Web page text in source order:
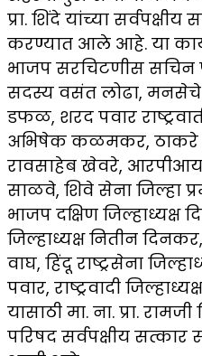
प्रा. शिंदे यांच्या
करण्यात आले आहे. या
भाजप सरचिटणीस सचिन
सदस्य वसंत लोढा, मनसेचे
डफळ, शरद पवार
अभिषेक कळमकर, ठाकरे
रावसाहेब खेवरे,
साळवे, शिवे सेना जिल्हा
भाजप दक्षिण जिल्हाध्यक्ष
जिल्हाध्यक्ष नितीन
वाघ, हिंदू राष्ट्रसेना
पवार, राष्ट्रवादी
यासाठी मा. ना. प्रा.
परिषद सर्वपक्षीय